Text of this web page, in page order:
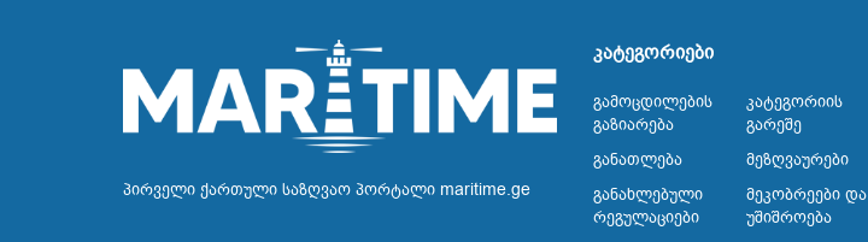
პირველი ქართული საზღვაო პორტალი maritime.ge
კატეგორიები
Გამოცდილების
Გაზიარება
Განათლება
Განახლებული
Რეგულაციები
Კატეგორიის
Გარეშე
Მეზღვაურები
Მეკობრეები Და
Უშიშროება